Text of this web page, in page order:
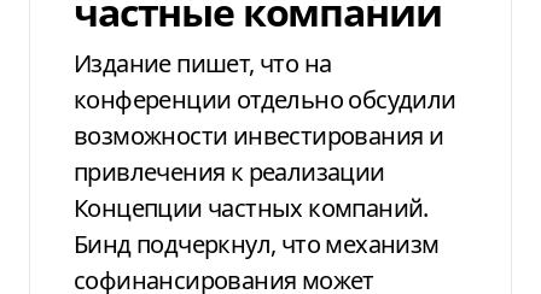
частные компании
Издание пишет, что на
конференции отдельно обсудили
возможности инвестирования и
привлечения к реализации
Концепции частных компаний.
Бинд подчеркнул, что механизм
софинансирования может